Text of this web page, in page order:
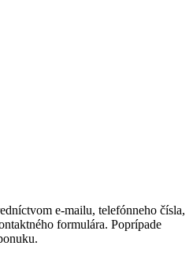
e-mailu, telefónneho čísla,
formulára. Poprípade